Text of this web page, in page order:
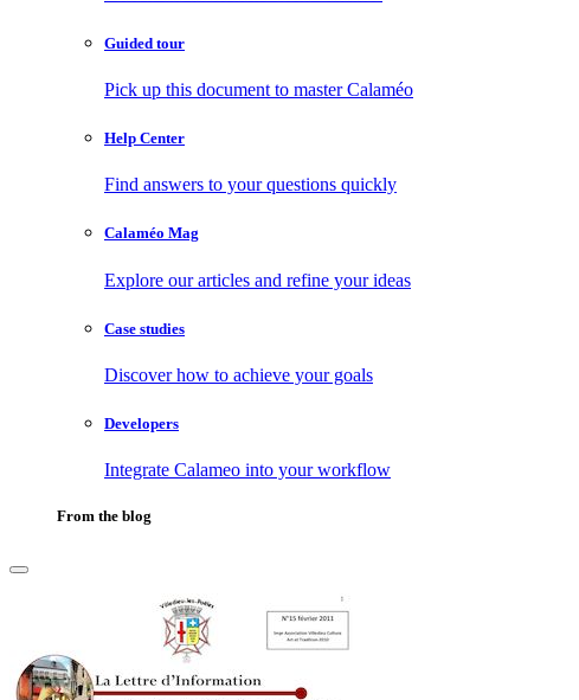
Guided tour
Pick up this document to master Calaméo
Help Center
Find answers to your questions quickly
Calaméo Mag
Explore our articles and refine your ideas
Case studies
Discover how to achieve your goals
Developers
Integrate Calameo into your workflow
From the blog